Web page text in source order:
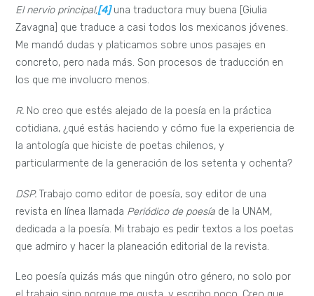
El nervio principal,[4]una traductora muy buena [Giulia
Zavagna] que traduce a casi todos los mexicanos jóvenes.
Me mandó dudas y platicamos sobre unos pasajes en
concreto, pero nada más. Son procesos de traducción en
los que me involucro menos.
R. No creo que estés alejado de la poesía en la práctica
cotidiana, ¿qué estás haciendo y cómo fue la experiencia de
la antología que hiciste de poetas chilenos, y
particularmente de la generación de los setenta y ochenta?
DSP. Trabajo como editor de poesía, soy editor de una
revista en línea llamada Periódico de poesía de la UNAM,
dedicada a la poesía. Mi trabajo es pedir textos a los poetas
que admiro y hacer la planeación editorial de la revista.
Leo poesía quizás más que ningún otro género, no solo por